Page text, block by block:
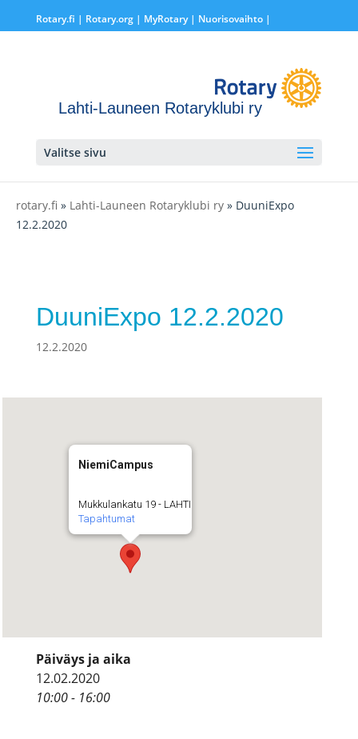
Rotary.fi | Rotary.org| MyRotary | Nuorisovaihto|
Lahti-Launeen Rotaryklubi ry
Valitse sivu
rotary.fi » Lahti-Launeen Rotaryklubi ry » DuuniExpo
12.2.2020
DuuniExpo 12.2.2020
12.2.2020
NiemiCampus
Mukkulankatu 19 - LAHTI
Tapahtumat
Päiväys ja aika
12.02.2020
10:00 - 16:00